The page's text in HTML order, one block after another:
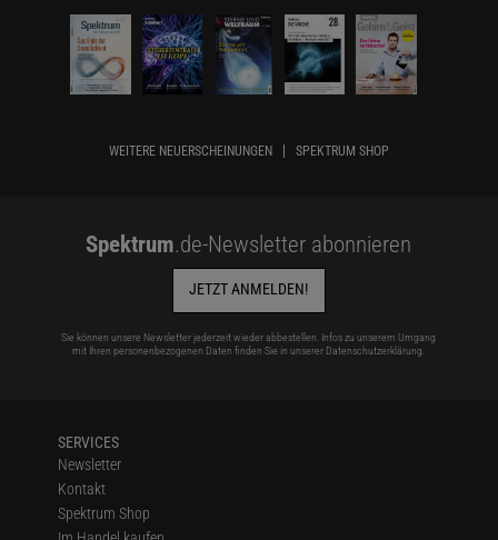
WEITERE NEUERSCHEINUNGEN SPEKTRUM SHOP
Spektrum.de-Newsletter abonnieren
JETZT ANMELDEN!
Sie können unsere Newsletter jederzeit wieder abbestellen. Infos zu unserem Umgang
mit Ihren personenbezogenen Daten finden Sie in unserer Datenschutzerklärung
SERVICES
Newsletter
Kontakt
Spektrum Shop